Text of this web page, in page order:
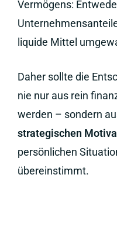
Vermögens:
liquide Mittel
Daher sollte die
nie nur aus rein
werden – sondern
strategischen
persönlichen
übereinstimmt.